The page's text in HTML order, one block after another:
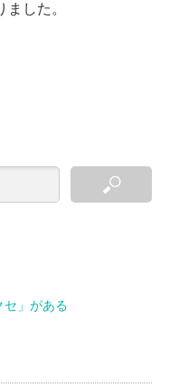
した。
セ」がある